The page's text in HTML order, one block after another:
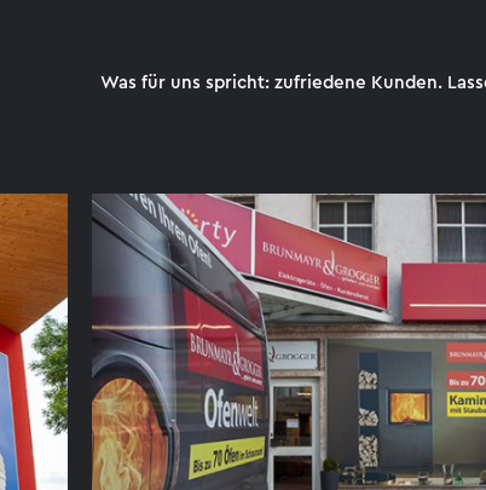
Was für uns spricht: zufriedene Kunden.